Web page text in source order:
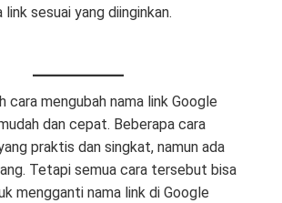
link sesuai yang diinginkan.
cara mengubah nama link Google
dan cepat. Beberapa cara
praktis dan singkat, namun ada
Tetapi semua cara tersebut bisa
mengganti nama link di Google